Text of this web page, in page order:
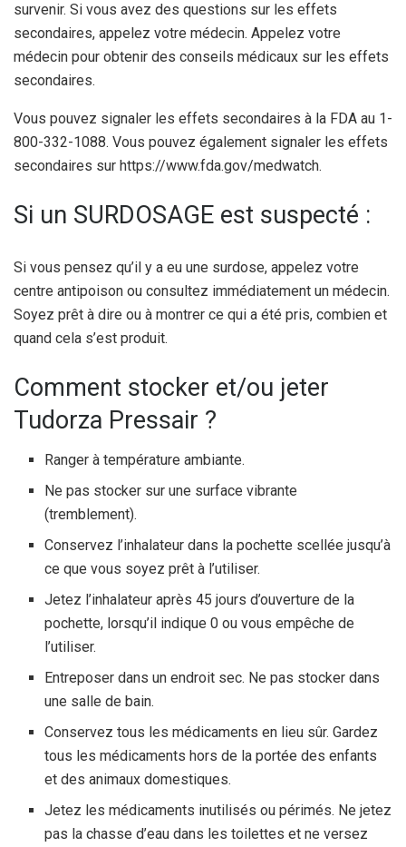
survenir. Si vous avez des questions sur les effets
secondaires, appelez votre médecin. Appelez votre
médecin pour obtenir des conseils médicaux sur les effets
secondaires.
Vous pouvez signaler les effets secondaires à la FDA au 1-
800-332-1088. Vous pouvez également signaler les effets
secondaires sur https://www.fda.gov/medwatch.
Si un SURDOSAGE est suspecté :
Si vous pensez qu’il y a eu une surdose, appelez votre
centre antipoison ou consultez immédiatement un médecin.
Soyez prêt à dire ou à montrer ce qui a été pris, combien et
quand cela s’est produit.
Comment stocker et/ou jeter
Tudorza Pressair ?
Ranger à température ambiante.
Ne pas stocker sur une surface vibrante
(tremblement).
Conservez l’inhalateur dans la pochette scellée jusqu’à
ce que vous soyez prêt à l’utiliser.
Jetez l’inhalateur après 45 jours d’ouverture de la
pochette, lorsqu’il indique 0 ou vous empêche de
l’utiliser.
Entreposer dans un endroit sec. Ne pas stocker dans
une salle de bain.
Conservez tous les médicaments en lieu sûr. Gardez
tous les médicaments hors de la portée des enfants
et des animaux domestiques.
Jetez les médicaments inutilisés ou périmés. Ne jetez
pas la chasse d’eau dans les toilettes et ne versez